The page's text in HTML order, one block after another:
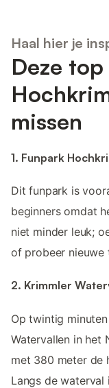
Haal hier je
Deze
missen
1. Funpark
Dit funpark is
beginners omdat
niet minder leuk;
of probeer nieuwe
2. Krimmler
Op twintig
Watervallen in het
met 380 meter de
Langs de waterval